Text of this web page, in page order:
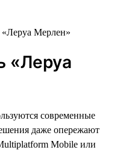
«Леруа
современные
даже опережают
Mobile или